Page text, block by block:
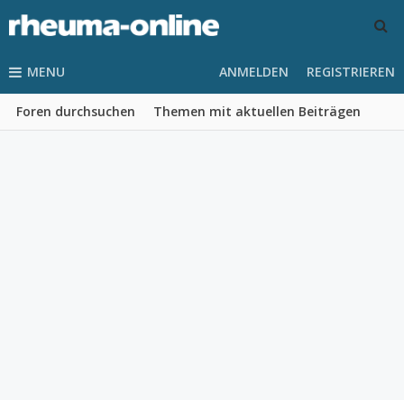
MENU
Foren durchsuchen Themen mit aktuellen Beiträgen
ANMELDEN REGISTRIEREN